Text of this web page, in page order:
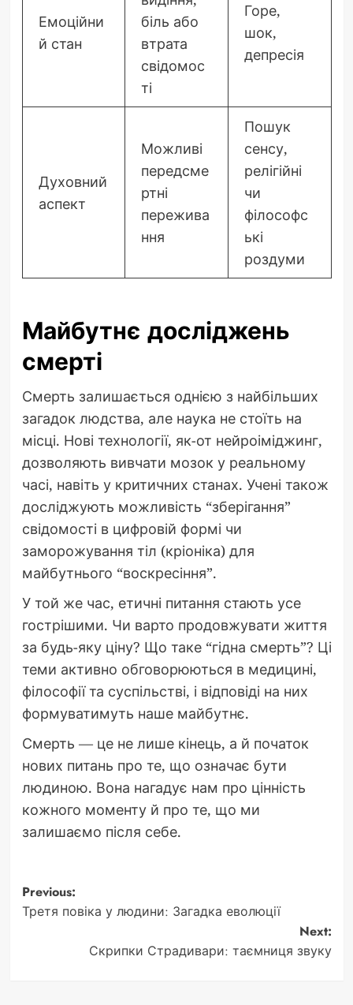
Емоційни
й стан
біль або
втрата
свідомос
ті
Горе,
шок,
депресія
Духовний
аспект
Можливі
передсме
ртні
пережива
ння
Пошук
сенсу,
релігійні
чи
філософс
ькі
роздуми
Майбутнє досліджень
смерті
Смерть залишається однією з найбільших
загадок людства, але наука не стоїть на
місці. Нові технології, як-от нейроіміджинг,
дозволяють вивчати мозок у реальному
часі, навіть у критичних станах. Учені також
досліджують можливість “зберігання”
свідомості в цифровій формі чи
заморожування тіл (кріоніка) для
майбутнього “воскресіння”.
У той же час, етичні питання стають усе
гострішими. Чи варто продовжувати життя
за будь-яку ціну? Що таке “гідна смерть”? Ці
теми активно обговорюються в медицині,
філософії та суспільстві, і відповіді на них
формуватимуть наше майбутнє.
Смерть — це не лише кінець, а й початок
нових питань про те, що означає бути
людиною. Вона нагадує нам про цінність
кожного моменту й про те, що ми
залишаємо після себе.
Post
navigation
Previous:
Третя повіка у людини: Загадка еволюції
Next:
Скрипки Страдивари: таємниця звуку